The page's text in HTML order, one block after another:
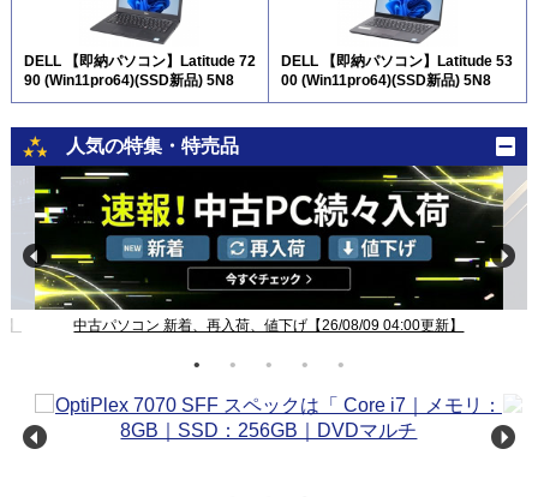
DELL 【即納パソコン】Latitude 72
90 (Win11pro64)(SSD新品) 5N8
DELL 【即納パソコン】Latitude 53
00 (Win11pro64)(SSD新品) 5N8
人気の特集・特売品
中古パソコン 新着、再入荷、値下げ【26/08/09 04:00更新】